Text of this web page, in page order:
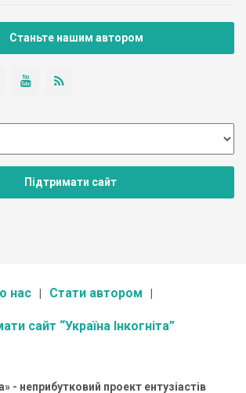
Станьте нашим автором
Підтримати сайт
нас Стати автором
сайт “Україна Інкогніта”
- неприбутковий проект ентузіастів